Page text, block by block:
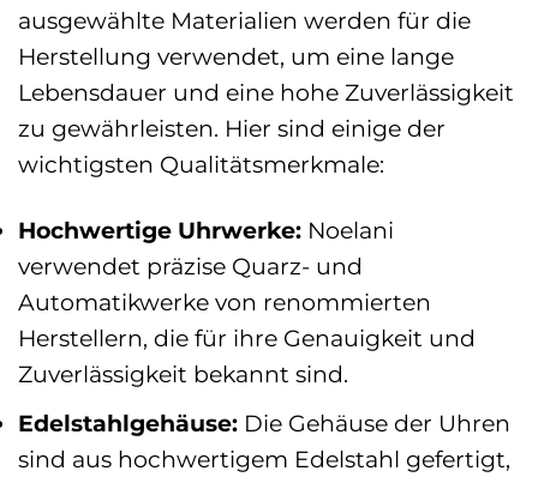
ausgewählte Materialien werden für die
Herstellung verwendet, um eine lange
Lebensdauer und eine hohe Zuverlässigkeit
zu gewährleisten. Hier sind einige der
wichtigsten Qualitätsmerkmale:
Hochwertige Uhrwerke: Noelani
verwendet präzise Quarz- und
Automatikwerke von renommierten
Herstellern, die für ihre Genauigkeit und
Zuverlässigkeit bekannt sind.
Edelstahlgehäuse: Die Gehäuse der Uhren
sind aus hochwertigem Edelstahl gefertigt,